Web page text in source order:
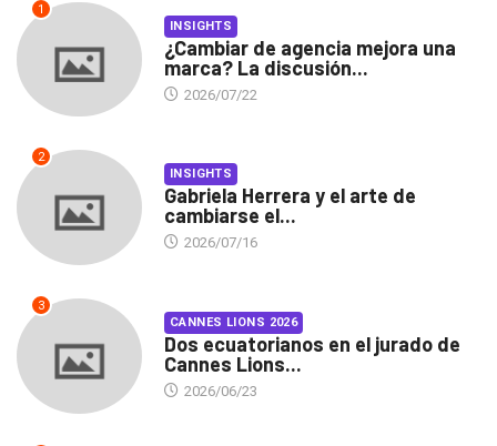
1
INSIGHTS
¿Cambiar de agencia mejora una
marca? La discusión...
2026/07/22
2
INSIGHTS
Gabriela Herrera y el arte de
cambiarse el...
2026/07/16
3
CANNES LIONS 2026
Dos ecuatorianos en el jurado de
Cannes Lions...
2026/06/23